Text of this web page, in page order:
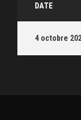
DATE
4 octobre